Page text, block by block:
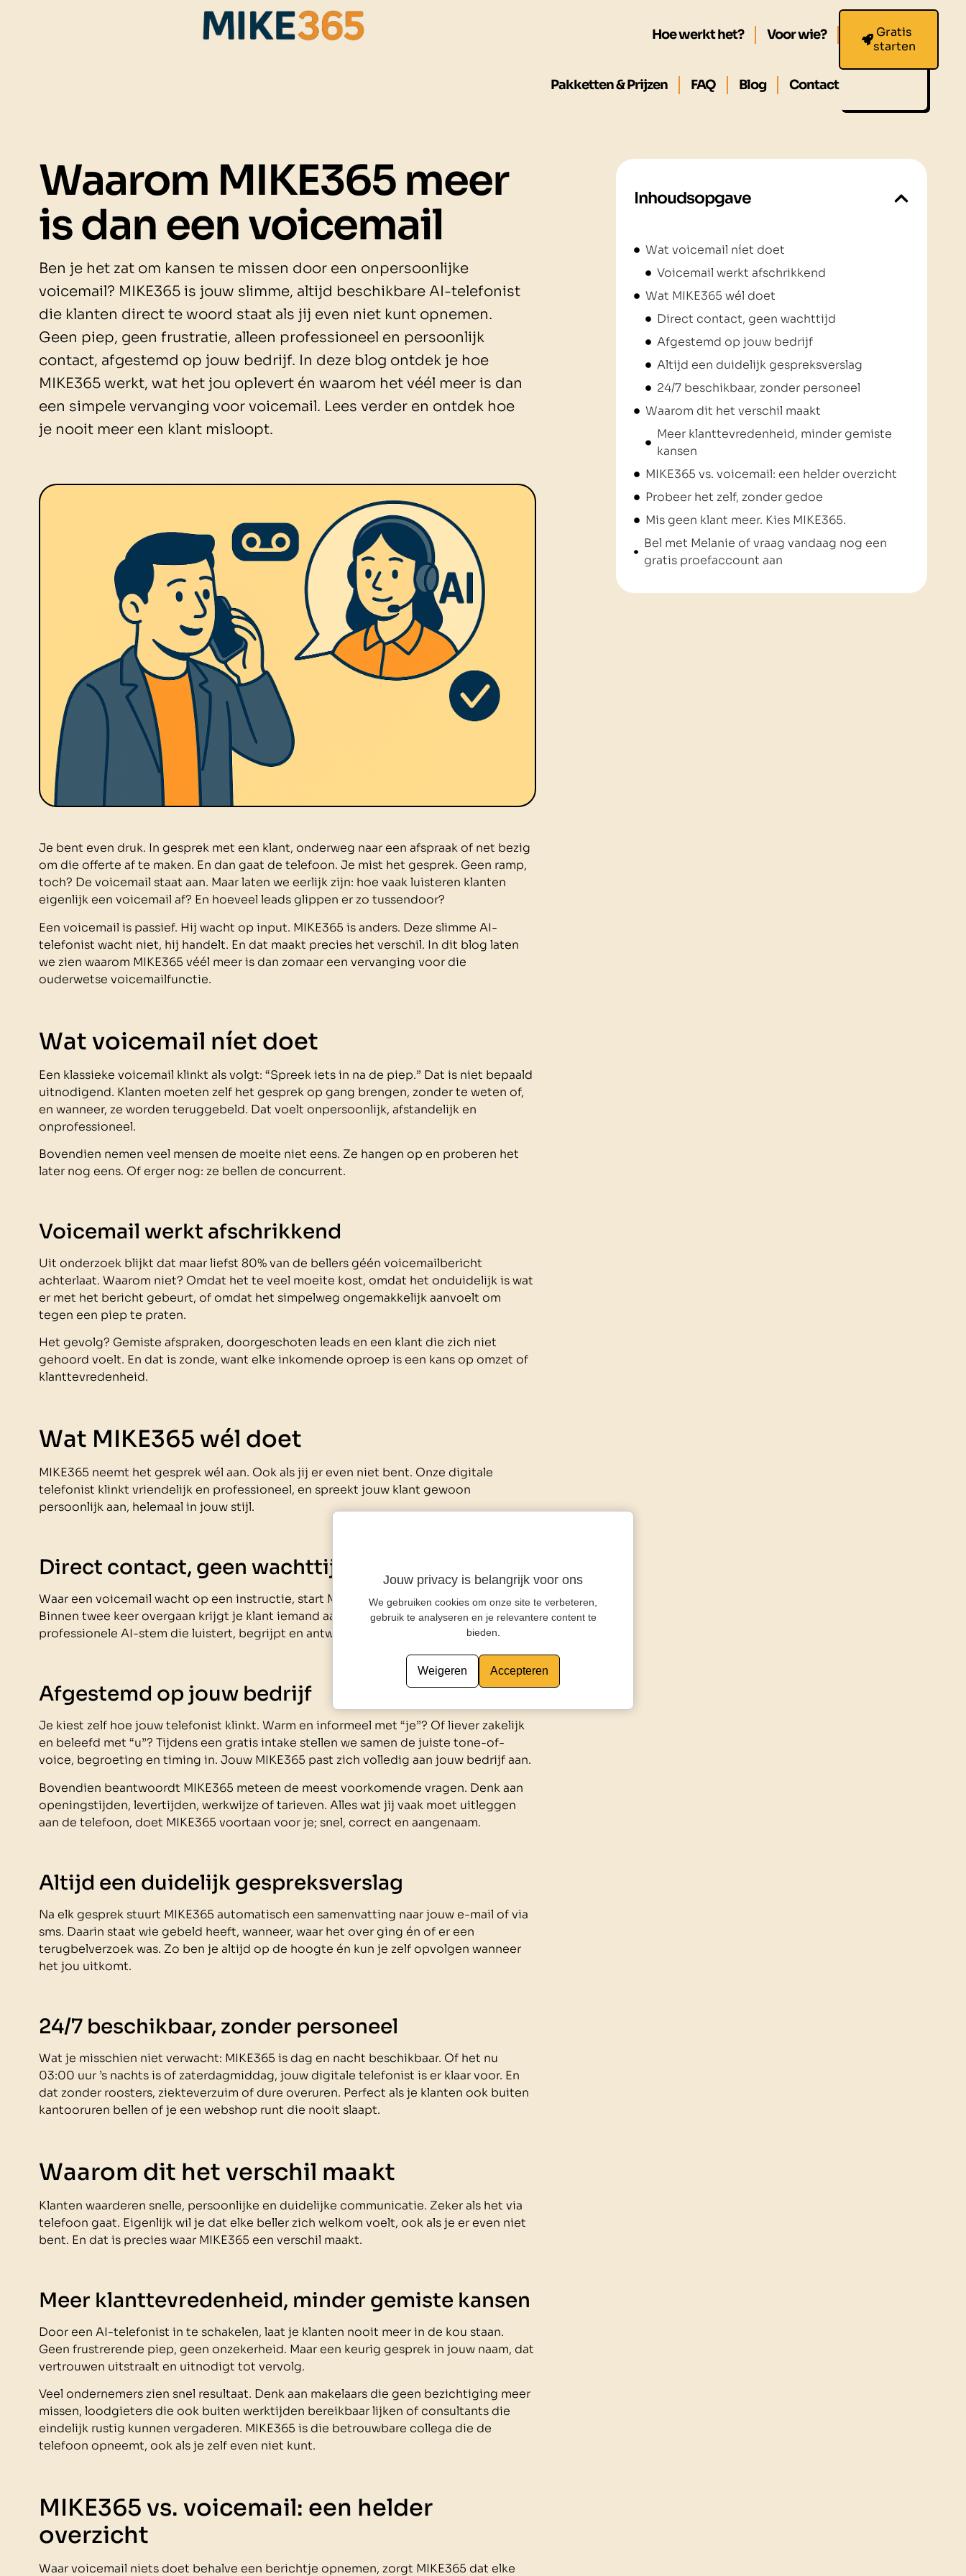
Hoe werkt het? Voor wie?
Pakketten & Prijzen FAQ Blog Contact
Gratis
starten
Waarom MIKE365 meer
is dan een voicemail
Ben je het zat om kansen te missen door een onpersoonlijke
voicemail? MIKE365 is jouw slimme, altijd beschikbare AI-telefonist
die klanten direct te woord staat als jij even niet kunt opnemen.
Geen piep, geen frustratie, alleen professioneel en persoonlijk
contact, afgestemd op jouw bedrijf. In deze blog ontdek je hoe
MIKE365 werkt, wat het jou oplevert én waarom het véél meer is dan
een simpele vervanging voor voicemail. Lees verder en ontdek hoe
je nooit meer een klant misloopt.
Je bent even druk. In gesprek met een klant, onderweg naar een afspraak of net bezig
om die offerte af te maken. En dan gaat de telefoon. Je mist het gesprek. Geen ramp,
toch? De voicemail staat aan. Maar laten we eerlijk zijn: hoe vaak luisteren klanten
eigenlijk een voicemail af? En hoeveel leads glippen er zo tussendoor?
Een voicemail is passief. Hij wacht op input. MIKE365 is anders. Deze slimme AI-
telefonist wacht niet, hij handelt. En dat maakt precies het verschil. In dit blog laten
we zien waarom MIKE365 véél meer is dan zomaar een vervanging voor die
ouderwetse voicemailfunctie.
Wat voicemail níet doet
Een klassieke voicemail klinkt als volgt: “Spreek iets in na de piep.” Dat is niet bepaald
uitnodigend. Klanten moeten zelf het gesprek op gang brengen, zonder te weten of,
en wanneer, ze worden teruggebeld. Dat voelt onpersoonlijk, afstandelijk en
onprofessioneel.
Bovendien nemen veel mensen de moeite niet eens. Ze hangen op en proberen het
later nog eens. Of erger nog: ze bellen de concurrent.
Voicemail werkt afschrikkend
Uit onderzoek blijkt dat maar liefst 80% van de bellers géén voicemailbericht
achterlaat. Waarom niet? Omdat het te veel moeite kost, omdat het onduidelijk is wat
er met het bericht gebeurt, of omdat het simpelweg ongemakkelijk aanvoelt om
tegen een piep te praten.
Het gevolg? Gemiste afspraken, doorgeschoten leads en een klant die zich niet
gehoord voelt. En dat is zonde, want elke inkomende oproep is een kans op omzet of
klanttevredenheid.
Wat MIKE365 wél doet
MIKE365 neemt het gesprek wél aan. Ook als jij er even niet bent. Onze digitale
telefonist klinkt vriendelijk en professioneel, en spreekt jouw klant gewoon
persoonlijk aan, helemaal in jouw stijl.
Direct contact, geen wachttijd
Waar een voicemail wacht op een instructie, start MIKE365 direct een echt gesprek.
Binnen twee keer overgaan krijgt je klant iemand aan de lijn: een menselijke,
professionele AI-stem die luistert, begrijpt en antwoord geeft.
Afgestemd op jouw bedrijf
Je kiest zelf hoe jouw telefonist klinkt. Warm en informeel met “je”? Of liever zakelijk
en beleefd met “u”? Tijdens een gratis intake stellen we samen de juiste tone-of-
voice, begroeting en timing in. Jouw MIKE365 past zich volledig aan jouw bedrijf aan.
Bovendien beantwoordt MIKE365 meteen de meest voorkomende vragen. Denk aan
openingstijden, levertijden, werkwijze of tarieven. Alles wat jij vaak moet uitleggen
aan de telefoon, doet MIKE365 voortaan voor je; snel, correct en aangenaam.
Altijd een duidelijk gespreksverslag
Na elk gesprek stuurt MIKE365 automatisch een samenvatting naar jouw e-mail of via
sms. Daarin staat wie gebeld heeft, wanneer, waar het over ging én of er een
terugbelverzoek was. Zo ben je altijd op de hoogte én kun je zelf opvolgen wanneer
het jou uitkomt.
24/7 beschikbaar, zonder personeel
Wat je misschien niet verwacht: MIKE365 is dag en nacht beschikbaar. Of het nu
03:00 uur ’s nachts is of zaterdagmiddag, jouw digitale telefonist is er klaar voor. En
dat zonder roosters, ziekteverzuim of dure overuren. Perfect als je klanten ook buiten
kantooruren bellen of je een webshop runt die nooit slaapt.
Waarom dit het verschil maakt
Klanten waarderen snelle, persoonlijke en duidelijke communicatie. Zeker als het via
telefoon gaat. Eigenlijk wil je dat elke beller zich welkom voelt, ook als je er even niet
bent. En dat is precies waar MIKE365 een verschil maakt.
Meer klanttevredenheid, minder gemiste kansen
Door een AI-telefonist in te schakelen, laat je klanten nooit meer in de kou staan.
Geen frustrerende piep, geen onzekerheid. Maar een keurig gesprek in jouw naam, dat
vertrouwen uitstraalt en uitnodigt tot vervolg.
Veel ondernemers zien snel resultaat. Denk aan makelaars die geen bezichtiging meer
missen, loodgieters die ook buiten werktijden bereikbaar lijken of consultants die
eindelijk rustig kunnen vergaderen. MIKE365 is die betrouwbare collega die de
telefoon opneemt, ook als je zelf even niet kunt.
MIKE365 vs. voicemail: een helder
overzicht
Waar voicemail niets doet behalve een berichtje opnemen, zorgt MIKE365 dat elke
Inhoudsopgave
Wat voicemail níet doet
Voicemail werkt afschrikkend
Wat MIKE365 wél doet
Direct contact, geen wachttijd
Afgestemd op jouw bedrijf
Altijd een duidelijk gespreksverslag
24/7 beschikbaar, zonder personeel
Waarom dit het verschil maakt
Meer klanttevredenheid, minder gemiste
kansen
MIKE365 vs. voicemail: een helder overzicht
Probeer het zelf, zonder gedoe
Mis geen klant meer. Kies MIKE365.
Bel met Melanie of vraag vandaag nog een
gratis proefaccount aan
Jouw privacy is belangrijk voor ons
We gebruiken cookies om onze site te verbeteren,
gebruik te analyseren en je relevantere content te
bieden.
Weigeren Accepteren